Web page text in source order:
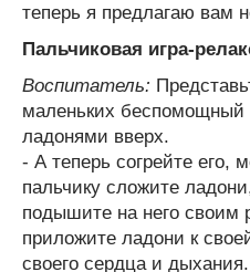
теперь я предлагаю вам
Пальчиковая игра-
Воспитатель:
маленьких беспомощный
ладонями вверх.
- А теперь согрейте его,
пальчику сложите
подышите на него
приложите ладони к
своего сердца и дыхания.